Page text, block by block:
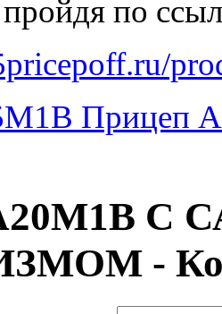
пройдя по
Прицеп
-